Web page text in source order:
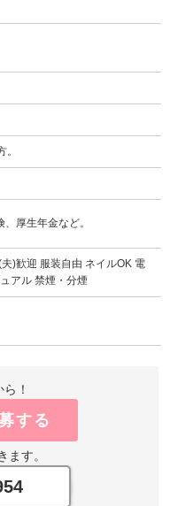
厚生年金など。
)歓迎 服装自由 ネイルOK 電
アル 禁煙・分煙
！
する
ます。